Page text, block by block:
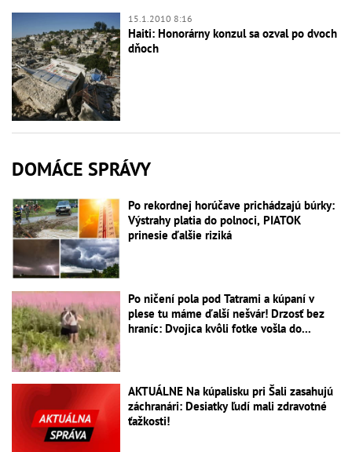
15.1.2010 8:16
Haiti: Honorárny konzul sa ozval po dvoch
dňoch
DOMÁCE SPRÁVY
Po rekordnej horúčave prichádzajú búrky:
Výstrahy platia do polnoci, PIATOK
prinesie ďalšie riziká
Po ničení pola pod Tatrami a kúpaní v
plese tu máme ďalší nešvár! Drzosť bez
hraníc: Dvojica kvôli fotke vošla do...
AKTUÁLNE Na kúpalisku pri Šali zasahujú
záchranári: Desiatky ľudí mali zdravotné
ťažkosti!